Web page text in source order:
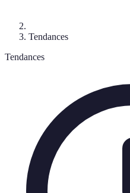
Tendances
Tendances